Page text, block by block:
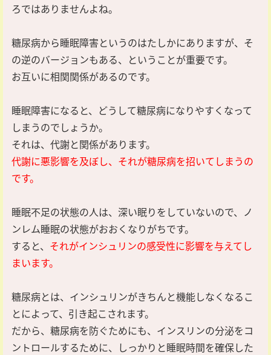
ろではありませんよね。
糖尿病から睡眠障害というのはたしかにありますが、そ
の逆のバージョンもある、ということが重要です。
お互いに相関関係があるのです。
睡眠障害になると、どうして糖尿病になりやすくなって
しまうのでしょうか。
それは、代謝と関係があります。
代謝に悪影響を及ぼし、それが糖尿病を招いてしまうの
です。
睡眠不足の状態の人は、深い眠りをしていないので、ノ
ンレム睡眠の状態がおおくなりがちです。
すると、 それがインシュリンの感受性に影響を与えてし
まいます。
糖尿病とは、インシュリンがきちんと機能しなくなるこ
とによって、引き起こされます。
だから、糖尿病を防ぐためにも、インスリンの分泌をコ
ントロールするために、しっかりと睡眠時間を確保した